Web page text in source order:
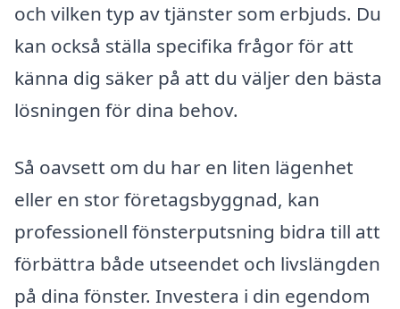
och vilken typ av tjänster som erbjuds. Du
kan också ställa specifika frågor för att
känna dig säker på att du väljer den bästa
lösningen för dina behov.
Så oavsett om du har en liten lägenhet
eller en stor företagsbyggnad, kan
professionell fönsterputsning bidra till att
förbättra både utseendet och livslängden
på dina fönster. Investera i din egendom